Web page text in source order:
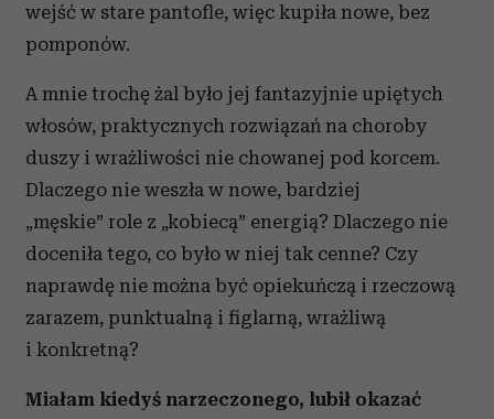
wejść w stare pantofle, więc kupiła nowe, bez
pomponów.
A mnie trochę żal było jej fantazyjnie upiętych
włosów, praktycznych rozwiązań na choroby
duszy i wrażliwości nie chowanej pod korcem.
Dlaczego nie weszła w nowe, bardziej
„męskie” role z „kobiecą” energią? Dlaczego nie
doceniła tego, co było w niej tak cenne? Czy
naprawdę nie można być opiekuńczą i rzeczową
zarazem, punktualną i figlarną, wrażliwą
i konkretną?
Miałam kiedyś narzeczonego, lubił okazać